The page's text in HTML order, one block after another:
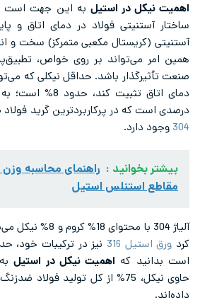
اهمیت نیکل در استیل به این جهت است
ساختار آستنیتی فولاد در دمای اتاق و
آستنیتی (کریستال مکعبی متمرکز) سخت و
همین امر می‌تواند بر روی خواص،
صنعت تأثیرگذار باشد. حداقل نیکلی که
دمای اتاق تثبیت
درصدی است که در پرکاربردترین گرید
304 وجود دارد.
بیشتر بخوانید : راهنمای محاسبه
مقاطع استنلس استیل
آلیاژ 304 با
کرد ورق استیل 316
است بدانید که اهمیت نیکل در استیل
حاوی نیکل، 75% از کل تولید
داده‌اند.